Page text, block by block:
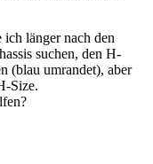
länger nach den
suchen, den H-
(blau umrandet), aber
Size.